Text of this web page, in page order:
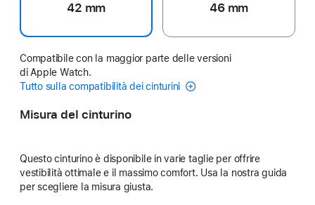
42 mm 46 mm
Compatibile con la maggior parte delle versioni
di Apple Watch.
Tutto sulla compatibilità dei cinturini
Misura del cinturino
Questo cinturino è disponibile in varie taglie per offrire
vestibilità ottimale e il massimo comfort. Usa la nostra guida
per scegliere la misura giusta.